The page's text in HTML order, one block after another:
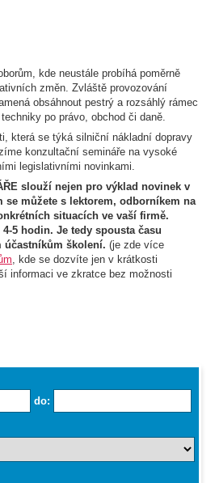
kde neustále probíhá poměrně
změn. Zvláště provozování
obsáhnout pestrý a rozsáhlý rámec
po právo, obchod či daně.
která se týká silniční nákladní dopravy
konzultační semináře na vysoké
legislativními novinkami.
slouží nejen pro výklad novinek v
se můžete s lektorem, odborníkem na
situacích ve vaší firmě.
5 hodin. Je tedy spousta času
účastníkům školení. (je zde více
, kde se dozvíte jen v krátkosti
informaci ve zkratce bez možnosti
do: